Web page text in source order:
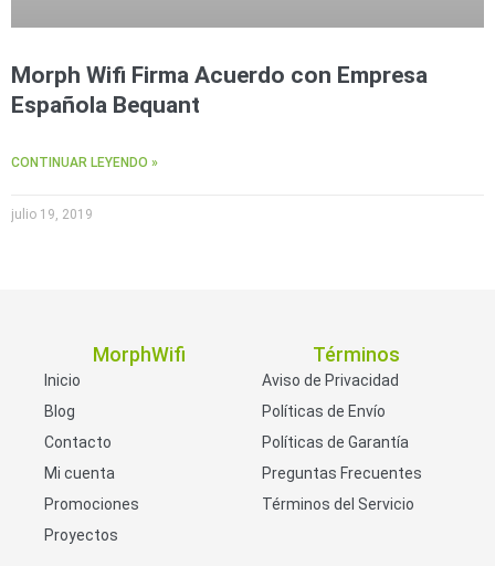
Morph Wifi Firma Acuerdo con Empresa
Española Bequant
CONTINUAR LEYENDO »
julio 19, 2019
MorphWifi
Inicio
Blog
Contacto
Mi cuenta
Promociones
Proyectos
Términos
Aviso de Privacidad
Políticas de Envío
Políticas de Garantía
Preguntas Frecuentes
Términos del Servicio